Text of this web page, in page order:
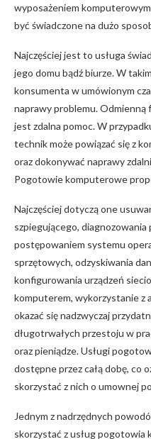
wyposażeniem
być świadczone na dużo
Najczęściej jest to usługa
jego domu bądź biurze. W
konsumenta w umówionym
naprawy problemu.
jest zdalna pomoc. W
technik może powiązać się z
oraz dokonywać naprawy
Pogotowie komputerowe
Najczęściej dotyczą one
szpiegującego, diagnozowania
postępowaniem systemu
sprzętowych, odzyskiwania
konfigurowania urządzeń
komputerem, wykorzystanie z
okazać się nadzwyczaj
długotrwałych przestoju w
oraz pieniądze. Usługi
dostępne przez całą dobę, co
skorzystać z nich o umownej
Jednym z nadrzędnych
skorzystać z usług